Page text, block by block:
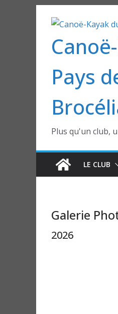
contenu
Pays
Plus qu'un club,
LE CLUB
Galerie
2026